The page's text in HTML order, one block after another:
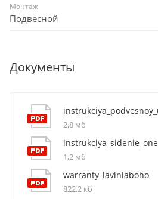
Монтаж
Подвесной
Документы
2,8 мб
instrukciya_sidenie_one
1,2 мб
warranty_laviniaboho
822,2 кб